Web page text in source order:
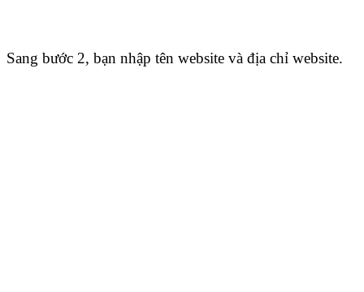
Sang bước 2, bạn nhập tên website và địa chỉ website.